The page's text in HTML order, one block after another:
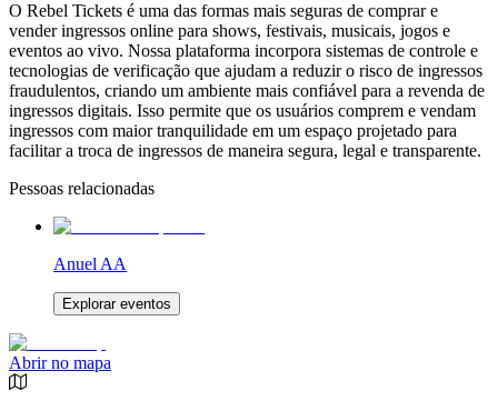
O Rebel Tickets é uma das formas mais seguras de comprar e
vender ingressos online para shows, festivais, musicais, jogos e
eventos ao vivo. Nossa plataforma incorpora sistemas de controle e
tecnologias de verificação que ajudam a reduzir o risco de ingressos
fraudulentos, criando um ambiente mais confiável para a revenda de
ingressos digitais. Isso permite que os usuários comprem e vendam
ingressos com maior tranquilidade em um espaço projetado para
facilitar a troca de ingressos de maneira segura, legal e transparente.
Pessoas relacionadas
Anuel AA
Explorar eventos
Abrir no mapa